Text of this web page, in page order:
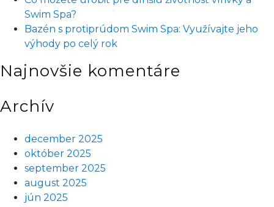
5
bodov
vás
presvedčí
Swim Spa?
Bazén s protiprúdom Swim Spa: Využívajte jeho
výhody po celý rok
Najnovšie komentáre
Archív
december 2025
október 2025
september 2025
august 2025
jún 2025